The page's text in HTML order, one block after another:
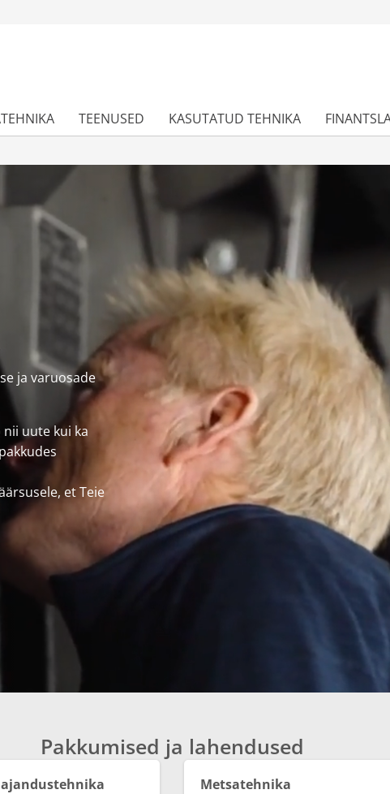
TEENUSED KASUTATUD TEHNIKA
ja varuosade
uute kui ka
et Teie
Pakkumised ja lahendused
Metsatehnika